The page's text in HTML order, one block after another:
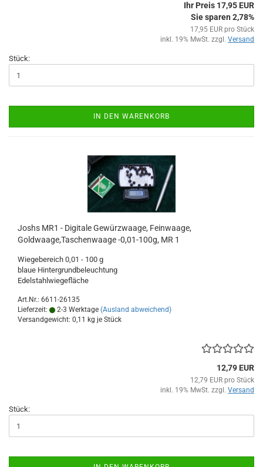
Ihr Preis 17,95 EUR
Sie sparen 2,78%
17,95 EUR pro Stück
inkl. 19% MwSt. zzgl. Versand
Stück:
IN DEN WARENKORB
Joshs MR1 - Digitale Gewürzwaage, Feinwaage,
Goldwaage,Taschenwaage -0,01-100g, MR 1
Wiegebereich 0,01 - 100 g
blaue Hintergrundbeleuchtung
Edelstahlwiegefläche
Art.Nr.: 6611-26135
Lieferzeit:
2-3 Werktage (Ausland abweichend)
Versandgewicht: 0,11 kg je Stück
12,79 EUR
12,79 EUR pro Stück
inkl. 19% MwSt. zzgl. Versand
Stück: